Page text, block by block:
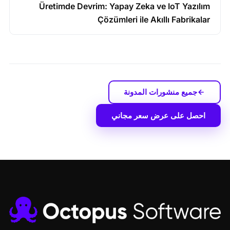
Üretimde Devrim: Yapay Zeka ve IoT Yazılım
Çözümleri ile Akıllı Fabrikalar
جميع منشورات المدونة
احصل على عرض سعر مجاني